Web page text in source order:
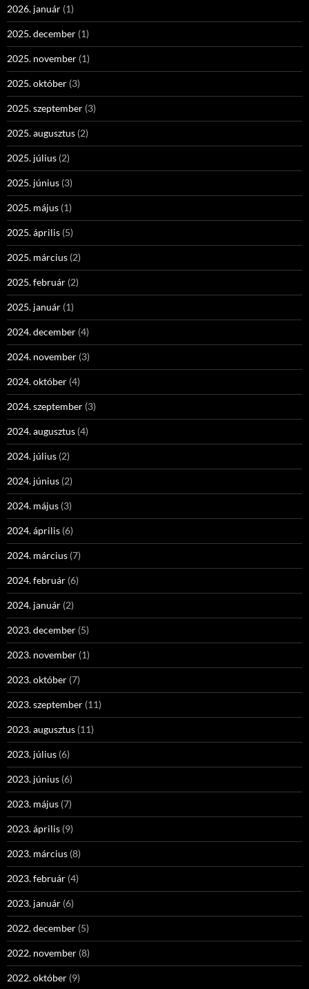
2026. január (1)
2025. december (1)
2025. november (1)
2025. október (3)
2025. szeptember (3)
2025. augusztus (2)
2025. július (2)
2025. június (3)
2025. május (1)
2025. április (5)
2025. március (2)
2025. február (2)
2025. január (1)
2024. december (4)
2024. november (3)
2024. október (4)
2024. szeptember (3)
2024. augusztus (4)
2024. július (2)
2024. június (2)
2024. május (3)
2024. április (6)
2024. március (7)
2024. február (6)
2024. január (2)
2023. december (5)
2023. november (1)
2023. október (7)
2023. szeptember (11)
2023. augusztus (11)
2023. július (6)
2023. június (6)
2023. május (7)
2023. április (9)
2023. március (8)
2023. február (4)
2023. január (6)
2022. december (5)
2022. november (8)
2022. október (9)